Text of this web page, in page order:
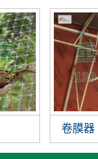
卷膜器